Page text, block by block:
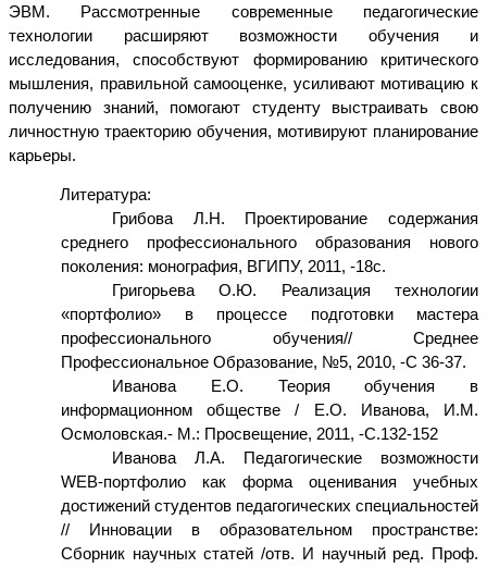
ЭВМ. Рассмотренные современные педагогические
технологии расширяют возможности обучения и
исследования, способствуют формированию критического
мышления, правильной самооценке, усиливают мотивацию к
получению знаний, помогают студенту выстраивать свою
личностную траекторию обучения, мотивируют планирование
карьеры.
Литература:
Грибова Л.Н. Проектирование содержания
среднего профессионального образования нового
поколения: монография, ВГИПУ, 2011, -18с.
Григорьева О.Ю. Реализация технологии
«портфолио» в процессе подготовки мастера
профессионального обучения// Среднее
Профессиональное Образование, №5, 2010, -С 36-37.
Иванова Е.О. Теория обучения в
информационном обществе / Е.О. Иванова, И.М.
Осмоловская.- М.: Просвещение, 2011, -С.132-152
Иванова Л.А.
Педагогические возможности
WEB-портфолио как форма оценивания учебных
достижений студентов педагогических специальностей
// Инновации в образовательном пространстве:
Сборник научных статей /отв. И научный ред. Проф.